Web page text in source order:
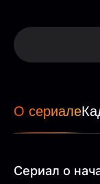
О сериале
Сериал о